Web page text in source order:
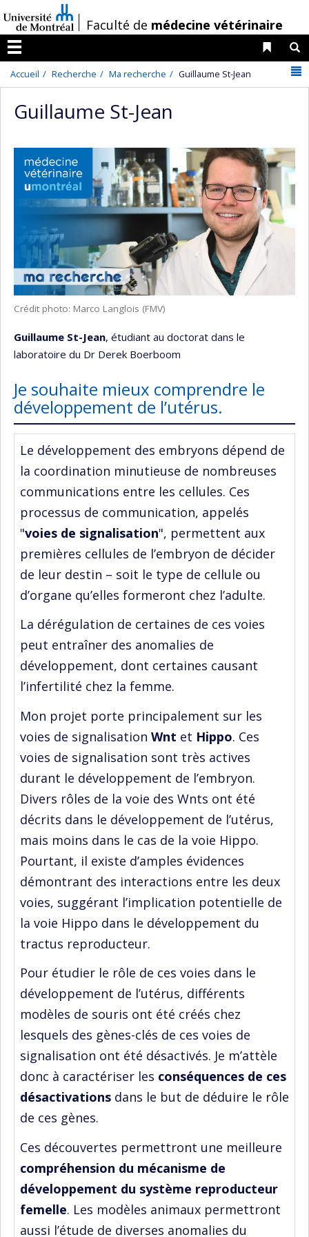
au
contenu
/Faculté de médecine vétérinaire
Menu
Liens
Accueil Recherche Ma recherche Guillaume St-Jean
Guillaume St-Jean
Crédit photo: Marco Langlois (FMV)
Guillaume St-Jean, étudiant au doctorat dans le
laboratoire du Dr Derek Boerboom
Je souhaite mieux comprendre le
développement de l’utérus.
Le développement des embryons dépend de
la coordination minutieuse de nombreuses
communications entre les cellules. Ces
processus de communication, appelés
"voies de signalisation", permettent aux
premières cellules de l’embryon de décider
de leur destin – soit le type de cellule ou
d’organe qu’elles formeront chez l’adulte.
La dérégulation de certaines de ces voies
peut entraîner des anomalies de
développement, dont certaines causant
l’infertilité chez la femme.
Mon projet porte principalement sur les
voies de signalisation Wnt et Hippo. Ces
voies de signalisation sont très actives
durant le développement de l’embryon.
Divers rôles de la voie des Wnts ont été
décrits dans le développement de l’utérus,
mais moins dans le cas de la voie Hippo.
Pourtant, il existe d’amples évidences
démontrant des interactions entre les deux
voies, suggérant l’implication potentielle de
la voie Hippo dans le développement du
tractus reproducteur.
Pour étudier le rôle de ces voies dans le
développement de l’utérus, différents
modèles de souris ont été créés chez
lesquels des gènes-clés de ces voies de
signalisation ont été désactivés. Je m’attèle
donc à caractériser les conséquences de ces
désactivations dans le but de déduire le rôle
de ces gènes.
Ces découvertes permettront une meilleure
compréhension du mécanisme de
développement du système reproducteur
femelle. Les modèles animaux permettront
aussi l’étude de diverses anomalies du